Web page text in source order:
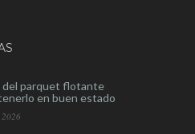
del parquet flotante
en buen estado